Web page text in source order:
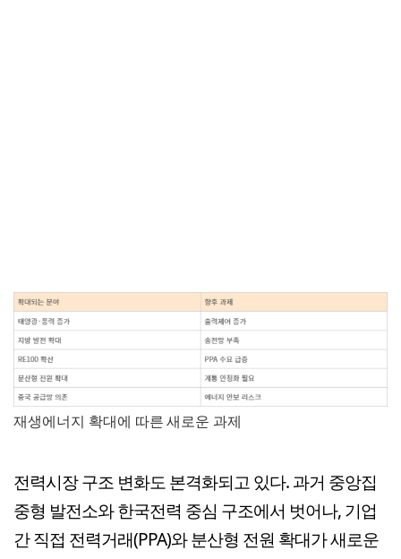
재생에너지 확대에 따른 새로운 과제
전력시장 구조 변화도 본격화되고 있다. 과거 중앙집
중형 발전소와 한국전력 중심 구조에서 벗어나, 기업
간 직접 전력거래(PPA)와 분산형 전원 확대가 새로운